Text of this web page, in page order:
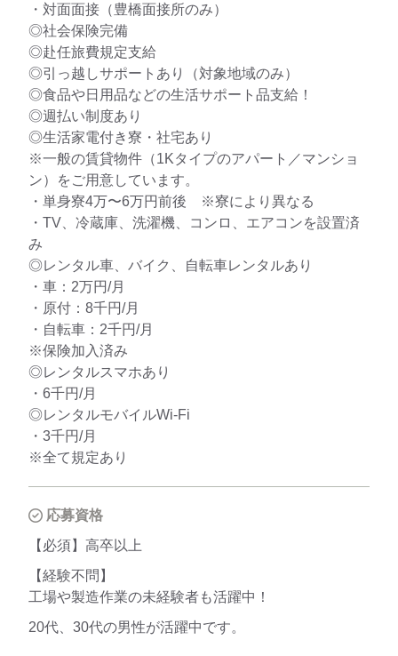
・対面面接（豊橋面接所のみ）
◎社会保険完備
◎赴任旅費規定支給
◎引っ越しサポートあり（対象地域のみ）
◎食品や日用品などの生活サポート品支給！
◎週払い制度あり
◎生活家電付き寮・社宅あり
※一般の賃貸物件（1Kタイプのアパート／マンショ
ン）をご用意しています。
・単身寮4万〜6万円前後 ※寮により異なる
・TV、冷蔵庫、洗濯機、コンロ、エアコンを設置済
み
◎レンタル車、バイク、自転車レンタルあり
・車：2万円/月
・原付：8千円/月
・自転車：2千円/月
※保険加入済み
◎レンタルスマホあり
・6千円/月
◎レンタルモバイルWi-Fi
・3千円/月
※全て規定あり
応募資格
【必須】高卒以上
【経験不問】
工場や製造作業の未経験者も活躍中！
20代、30代の男性が活躍中です。